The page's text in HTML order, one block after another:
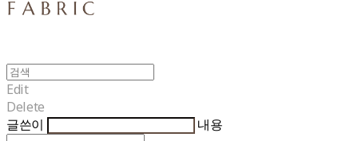
Edit
Delete
글쓴이
내용